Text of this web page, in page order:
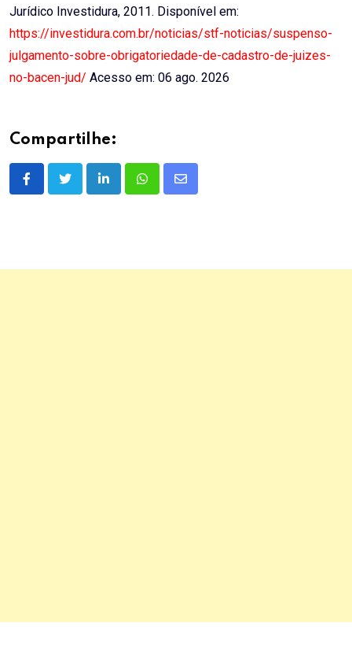
Jurídico Investidura, 2011. Disponível em:
https://investidura.com.br/noticias/stf-noticias/suspenso-
julgamento-sobre-obrigatoriedade-de-cadastro-de-juizes-
no-bacen-jud/ Acesso em: 06 ago. 2026
Compartilhe:
LinkedInWhatsappShare